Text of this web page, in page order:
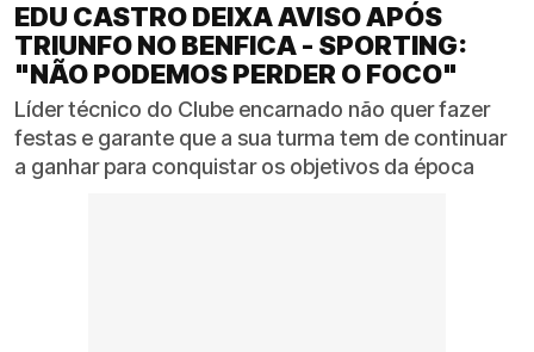
EDU CASTRO DEIXA AVISO APÓS
TRIUNFO NO BENFICA - SPORTING:
"NÃO PODEMOS PERDER O FOCO"
Líder técnico do Clube encarnado não quer fazer
festas e garante que a sua turma tem de continuar
a ganhar para conquistar os objetivos da época